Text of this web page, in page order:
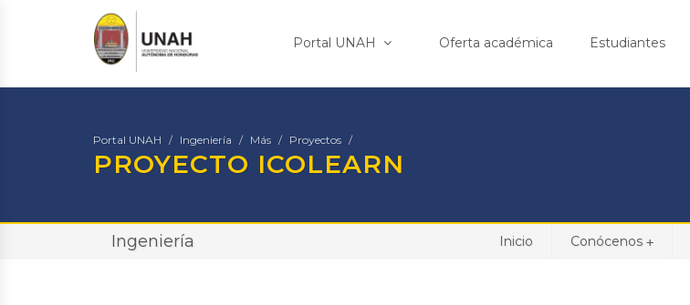
Portal UNAH Oferta académica Estudiantes
Portal UNAH Ingeniería Más Proyectos
PROYECTO ICOLEARN
Ingeniería Inicio +
Conócenos